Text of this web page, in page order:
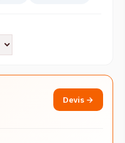
Devis →